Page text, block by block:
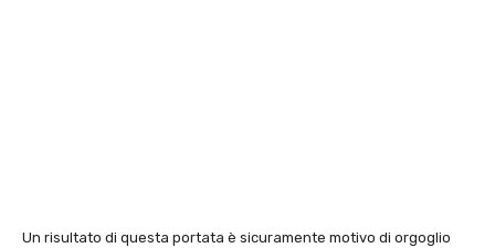
Un risultato di questa portata è sicuramente motivo di orgoglio